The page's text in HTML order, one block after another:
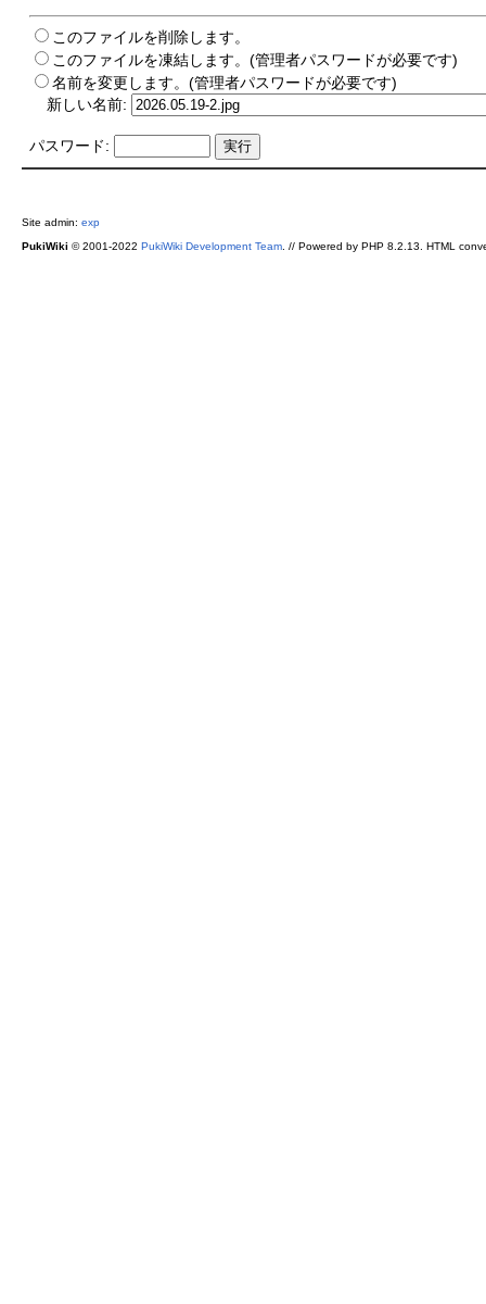
このファイルを削除します。
このファイルを凍結します。(管理者パスワードが必要です)
名前を変更します。(管理者パスワードが必要です)
新しい名前:
パスワード:
Site admin: exp
PukiWiki © 2001-2022 PukiWiki Development Team. // Powered by PHP 8.2.13. HTML